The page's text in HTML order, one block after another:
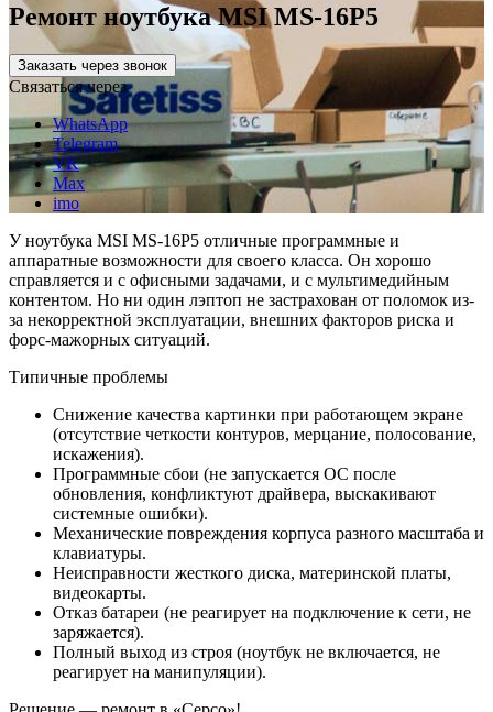
Ремонт ноутбука MSI MS-16P5
Заказать через звонок
Связаться через
WhatsApp
Telegram
VK
Max
imo
У ноутбука MSI MS-16P5 отличные программные и
аппаратные возможности для своего класса. Он хорошо
справляется и с офисными задачами, и с мультимедийным
контентом. Но ни один лэптоп не застрахован от поломок из-
за некорректной эксплуатации, внешних факторов риска и
форс-мажорных ситуаций.
Типичные проблемы
Снижение качества картинки при работающем экране
(отсутствие четкости контуров, мерцание, полосование,
искажения).
Программные сбои (не запускается ОС после
обновления, конфликтуют драйвера, выскакивают
системные ошибки).
Механические повреждения корпуса разного масштаба и
клавиатуры.
Неисправности жесткого диска, материнской платы,
видеокарты.
Отказ батареи (не реагирует на подключение к сети, не
заряжается).
Полный выход из строя (ноутбук не включается, не
реагирует на манипуляции).